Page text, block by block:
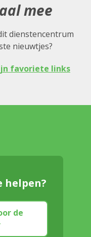
mee
dienstencentrum
nieuwtjes?
favoriete links
helpen?
de